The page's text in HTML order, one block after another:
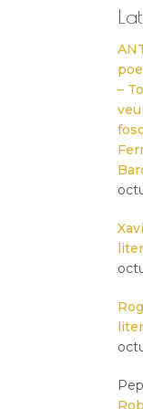
–
Pep